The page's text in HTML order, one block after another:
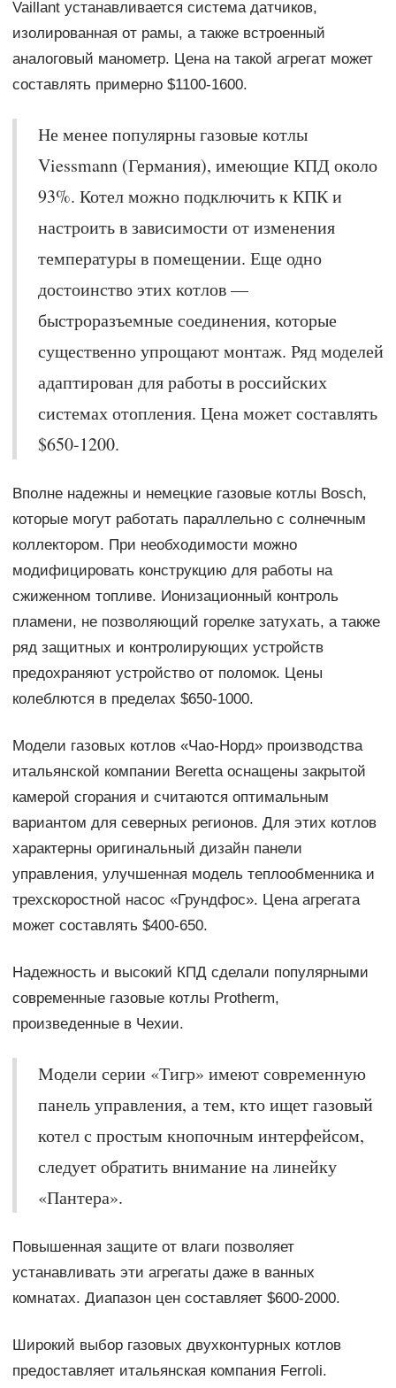
Vaillant устанавливается система датчиков,
изолированная от рамы, а также встроенный
аналоговый манометр. Цена на такой агрегат может
составлять примерно $1100-1600.
Не менее популярны газовые котлы
Viessmann (Германия), имеющие КПД около
93%. Котел можно подключить к КПК и
настроить в зависимости от изменения
температуры в помещении. Еще одно
достоинство этих котлов —
быстроразъемные соединения, которые
существенно упрощают монтаж. Ряд моделей
адаптирован для работы в российских
системах отопления. Цена может составлять
$650-1200.
Вполне надежны и немецкие газовые котлы Bosch,
которые могут работать параллельно с солнечным
коллектором. При необходимости можно
модифицировать конструкцию для работы на
сжиженном топливе. Ионизационный контроль
пламени, не позволяющий горелке затухать, а также
ряд защитных и контролирующих устройств
предохраняют устройство от поломок. Цены
колеблются в пределах $650-1000.
Модели газовых котлов «Чао-Норд» производства
итальянской компании Beretta оснащены закрытой
камерой сгорания и считаются оптимальным
вариантом для северных регионов. Для этих котлов
характерны оригинальный дизайн панели
управления, улучшенная модель теплообменника и
трехскоростной насос «Грундфос». Цена агрегата
может составлять $400-650.
Надежность и высокий КПД сделали популярными
современные газовые котлы Protherm,
произведенные в Чехии.
Модели серии «Тигр» имеют современную
панель управления, а тем, кто ищет газовый
котел с простым кнопочным интерфейсом,
следует обратить внимание на линейку
«Пантера».
Повышенная защите от влаги позволяет
устанавливать эти агрегаты даже в ванных
комнатах. Диапазон цен составляет $600-2000.
Широкий выбор газовых двухконтурных котлов
предоставляет итальянская компания Ferroli.